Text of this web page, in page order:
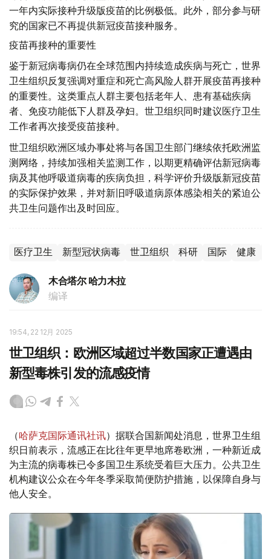
一年内实际接种升级版疫苗的比例极低。此外，部分参与研
究的国家已不再提供新冠疫苗接种服务。
疫苗再接种的重要性
鉴于新冠病毒病仍在全球范围内持续造成疾病与死亡，世界
卫生组织反复强调对重症和死亡高风险人群开展疫苗再接种
的重要性。这类重点人群主要包括老年人、患有基础疾病
者、免疫功能低下人群及孕妇。世卫组织同时建议医疗卫生
工作者再次接受疫苗接种。
世卫组织欧洲区域办事处将与各国卫生部门继续依托欧洲监
测网络，持续加强相关监测工作，以期更精确评估新冠病毒
病及其他呼吸道病毒的疾病负担，科学评价升级版新冠疫苗
的实际保护效果，并对新旧呼吸道病原体感染相关的紧迫公
共卫生问题作出及时回应。
医疗卫生 新型冠状病毒 世卫组织 科研 国际 健康
木合塔尔 哈力木拉
编译
19:54, 22 12月 2025
世卫组织：欧洲区域超过半数国家正遭遇由
新型毒株引发的流感疫情
（哈萨克国际通讯社讯）据联合国新闻处消息，世界卫生组
织日前表示，流感正在比往年更早地席卷欧洲，一种新近成
为主流的病毒株已令多国卫生系统受着巨大压力。公共卫生
机构建议公众在今年冬季采取简便防护措施，以保障自身与
他人安全。